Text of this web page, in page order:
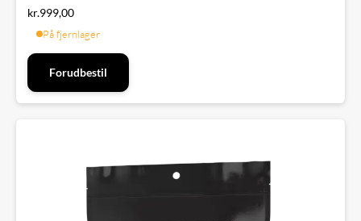
kr.999,00
På fjernlager
Forudbestil